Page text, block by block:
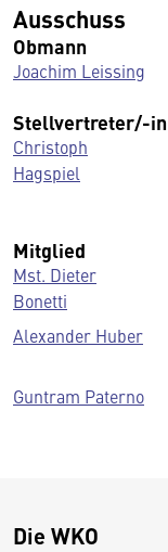
Ausschuss
Obmann
Joachim Leissing
Stellvertreter/-in
Christoph
Hagspiel
Mitglied
Mst. Dieter
Bonetti
Alexander Huber
Guntram Paterno
Die WKO